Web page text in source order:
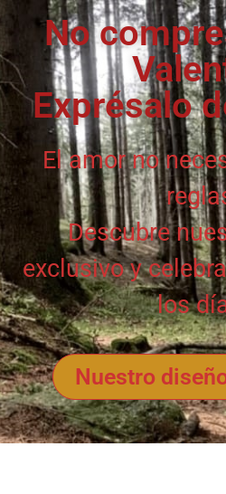
No
Exprésalo
El amor no
Descubre
exclusivo y
los
Nuestro